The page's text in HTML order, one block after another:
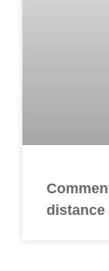
distance